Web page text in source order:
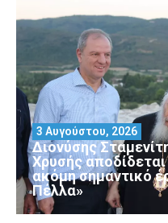
Διονύσης
Χρυσής
ακόμη σημαντικό
Πέλλα»
3 Αυγούστου, 2026